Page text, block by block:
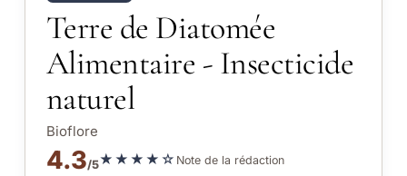
Terre de Diatomée
Alimentaire - Insecticide
naturel
Bioflore
4.3/5★★★★☆ Note de la rédaction